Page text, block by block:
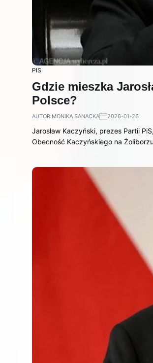
PIS
Gdzie mieszka
Polsce?
AUTOR:MONIKA SANACKA 2026-01-26
Jarosław Kaczyński, prezes Partii
Obecność Kaczyńskiego na